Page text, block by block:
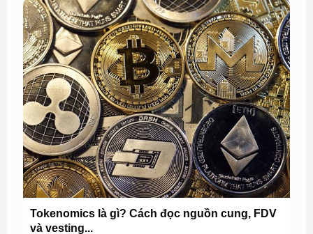
Tokenomics là gì? Cách đọc nguồn cung, FDV
và vesting...